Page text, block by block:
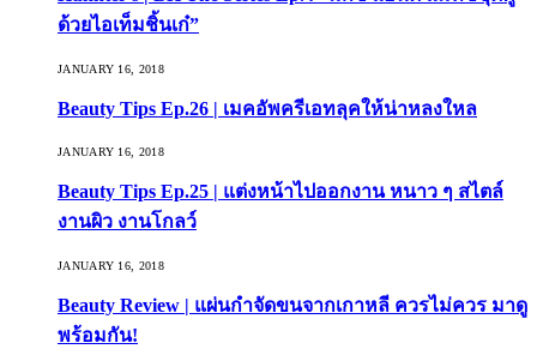
ด้วยไอเท็มชิ้นเก๋”
JANUARY 16, 2018
Beauty Tips Ep.26 | เมคอัพครีเอทลุคให้น่าหลงใหล
JANUARY 16, 2018
Beauty Tips Ep.25 | แต่งหน้าไปออกงาน หนาว ๆ สไตล์
งานผิว งานโกลว์
JANUARY 16, 2018
Beauty Review | แผ่นกำจัดขนจากเกาหลี ควรไม่ควร มาดู
พร้อมกัน!